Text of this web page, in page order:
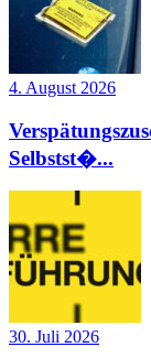
4. August 2026
Selbstst�...
30. Juli 2026